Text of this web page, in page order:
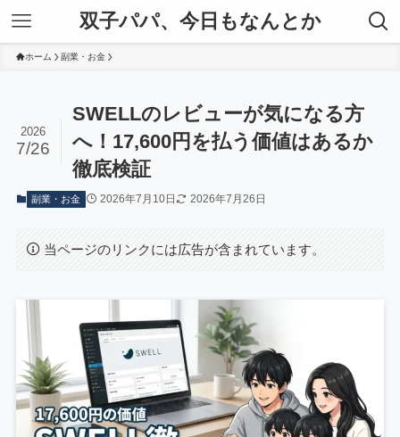
双子パパ、今日もなんとか
ホーム 副業・お金
SWELLのレビューが気になる方
へ！17,600円を払う価値はあるか
徹底検証
2026
7/26
副業・お金 2026年7月10日 2026年7月26日
当ページのリンクには広告が含まれています。